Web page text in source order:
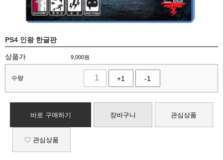
PS4 인왕 한글판
상품가 9,000원
수량 +1 -1
바로 구매하기 장바구니 관심상품
관심상품